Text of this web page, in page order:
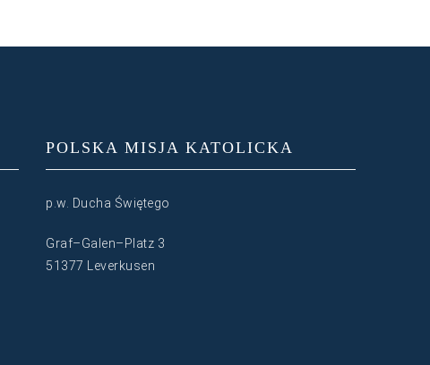
POLSKA MISJA KATOLICKA
p.w. Ducha Świętego
Graf–Galen–Platz 3
51377 Leverkusen